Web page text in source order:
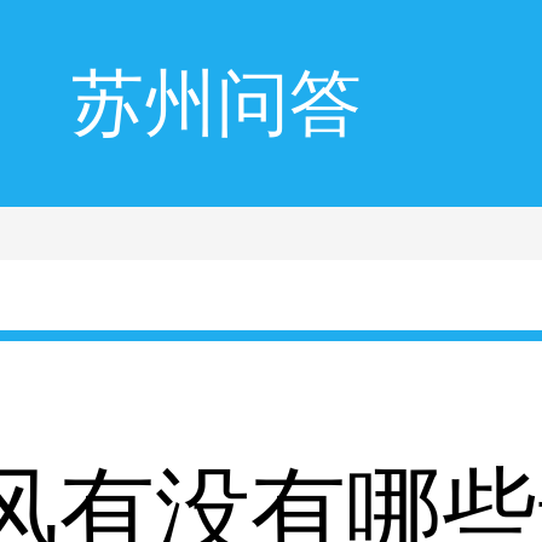
苏州问答
有没有哪